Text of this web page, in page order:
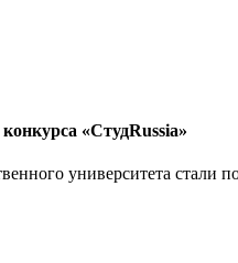
«СтудRussia»
университета